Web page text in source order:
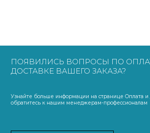
ПОЯВИЛИСЬ ВОПРОСЫ ПО
ДОСТАВКЕ ВАШЕГО ЗАКАЗА?
Узнайте больше информации на странице Оплата и
обратитесь к нашим менеджерам-профессионалам